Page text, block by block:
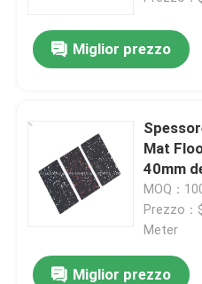
Miglior prezzo
Mat
40mm
MOQ：
Prezzo：
Meter
Miglior prezzo